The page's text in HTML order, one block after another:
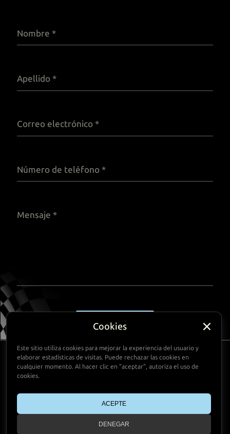
Cookies
Este sitio utiliza cookies para mejorar la experiencia del usuario y
elaborar estadísticas de visitas. Puede rechazar las cookies en
cualquier momento. Al hacer clic en "aceptar", autoriza el uso de
cookies.
ACEPTE
DENEGAR
ENVIAR
+34 650 189 209
olivier@hyracing.com